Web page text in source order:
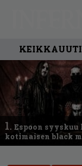
1. Espoon
kotimaisen black